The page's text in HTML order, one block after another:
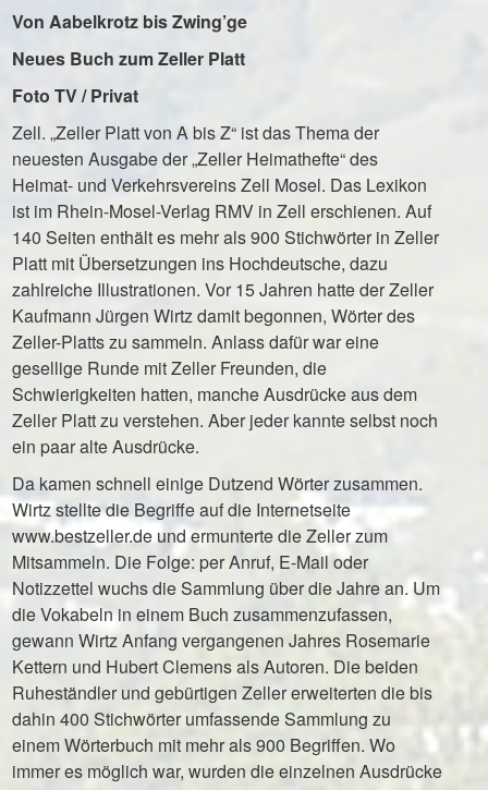
Von Aabelkrotz bis Zwing’ge
Neues Buch zum Zeller Platt
Foto TV / Privat
Zell. „Zeller Platt von A bis Z“ ist das Thema der
neuesten Ausgabe der „Zeller Heimathefte“ des
Heimat- und Verkehrsvereins Zell Mosel. Das Lexikon
ist im Rhein-Mosel-Verlag RMV in Zell erschienen. Auf
140 Seiten enthält es mehr als 900 Stichwörter in Zeller
Platt mit Übersetzungen ins Hochdeutsche, dazu
zahlreiche Illustrationen. Vor 15 Jahren hatte der Zeller
Kaufmann Jürgen Wirtz damit begonnen, Wörter des
Zeller-Platts zu sammeln. Anlass dafür war eine
gesellige Runde mit Zeller Freunden, die
Schwierigkeiten hatten, manche Ausdrücke aus dem
Zeller Platt zu verstehen. Aber jeder kannte selbst noch
ein paar alte Ausdrücke.
Da kamen schnell einige Dutzend Wörter zusammen.
Wirtz stellte die Begriffe auf die Internetseite
www.bestzeller.de und ermunterte die Zeller zum
Mitsammeln. Die Folge: per Anruf, E-Mail oder
Notizzettel wuchs die Sammlung über die Jahre an. Um
die Vokabeln in einem Buch zusammenzufassen,
gewann Wirtz Anfang vergangenen Jahres Rosemarie
Kettern und Hubert Clemens als Autoren. Die beiden
Ruheständler und gebürtigen Zeller erweiterten die bis
dahin 400 Stichwörter umfassende Sammlung zu
einem Wörterbuch mit mehr als 900 Begriffen. Wo
immer es möglich war, wurden die einzelnen Ausdrücke